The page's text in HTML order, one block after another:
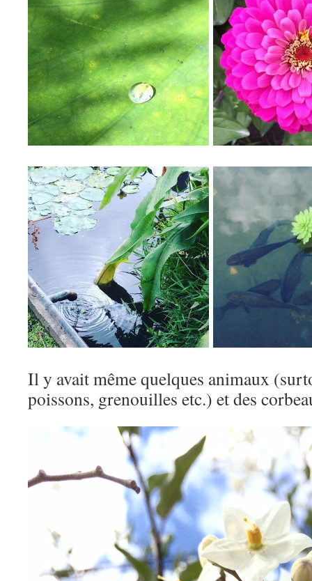
Il y avait même quelques animaux
poissons, grenouilles etc.) et des